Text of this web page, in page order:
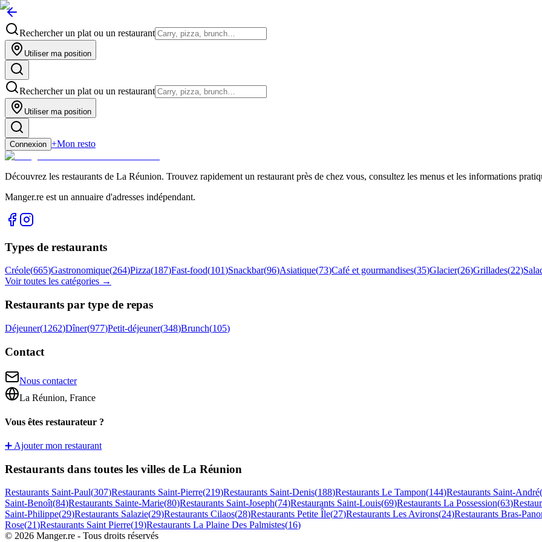
Rechercher un plat ou un restaurant
Utiliser ma position
Rechercher un plat ou un restaurant
Utiliser ma position
Connexion +Mon resto
Découvrez les restaurants de La Réunion. Trouvez rapidement un restaurant près de chez vous, consultez les menus et les informations
Manger.re est un annuaire d'adresses indépendant.
Types de restaurants
Créole(665)Gastronomique(264)Pizza(187)Fast-food(101)Snackbar(96)Asiatique(73)Café et gourmandises(35)Glacier(26)Grillades(22)
Voir toutes les catégories →
Restaurants par type de repas
Déjeuner(1262)Dîner(977)Petit-déjeuner(348)Brunch(105)
Contact
Nous contacter
La Réunion, France
Vous êtes restaurateur ?
➕ Ajouter mon restaurant
Restaurants dans toutes les villes de La Réunion
Restaurants Saint-Paul(307)Restaurants Saint-Pierre(219)Restaurants Saint-Denis(188)Restaurants Le Tampon(144)Restaurants Saint-André(
Saint-Benoît(84)Restaurants Sainte-Marie(80)Restaurants Saint-Joseph(74)Restaurants Saint-Louis(69)Restaurants La Possession(63)
Saint-Philippe(29)Restaurants Salazie(29)Restaurants Cilaos(28)Restaurants Petite Île(27)Restaurants Les Avirons(24)Restaurants Bras-
Rose(21)Restaurants Saint Pierre(19)Restaurants La Plaine Des Palmistes(16)
© 2026 Manger.re - Tous droits réservés